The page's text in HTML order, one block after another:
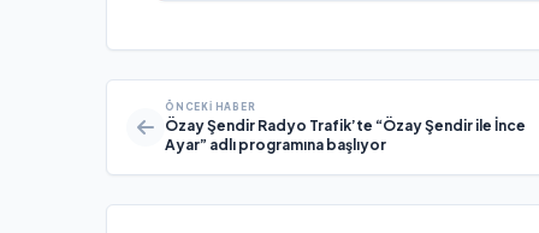
ÖNCEKI HABER
Özay Şendir Radyo Trafik’te “Özay Şendir ile İnce
Ayar” adlı programına başlıyor